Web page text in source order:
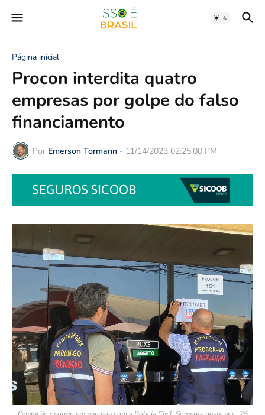
Página inicial
Procon interdita quatro
empresas por golpe do falso
financiamento
Por Emerson Tormann - 11/14/2023 02:25:00 PM